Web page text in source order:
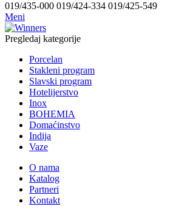
019/435-000 019/424-334 019/425-549
Meni
Pregledaj kategorije
Porcelan
Stakleni program
Slavski program
Hotelijerstvo
Inox
BOHEMIA
Domaćinstvo
Indija
Vaze
O nama
Katalog
Partneri
Kontakt